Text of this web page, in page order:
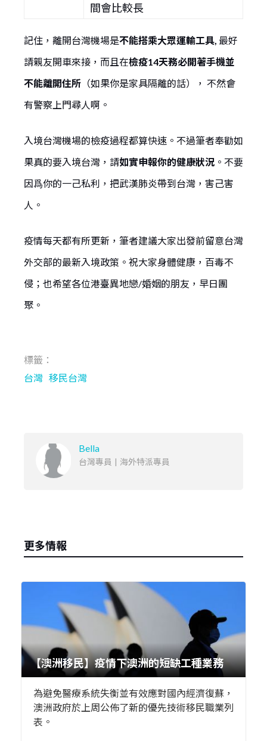
間會比較長
記住，離開台灣機場是不能搭乘大眾運輸工具, 最好
請親友開車來接，而且在檢疫14天務必開著手機並
不能離開住所 （如果你是家具隔離的話）， 不然會
有警察上門尋人啊。
入境台灣機場的檢疫過程都算快速。不過筆者奉勸如
果真的要入境台灣，請如實申報你的健康狀況 。不要
因爲你的一己私利，把武漢肺炎帶到台灣，害己害
人。
疫情每天都有所更新，筆者建議大家出發前留意台灣
外交部的最新入境政策。祝大家身體健康，百毒不
侵；也希望各位港臺異地戀/婚姻的朋友，早日團
聚。
標籤：
台灣 移民台灣
Bella
台灣專員 | 海外特派專員
更多情報
【澳洲移民】疫情下澳洲的短缺工種業務
為避免醫療系統失衡並有效應對國內經濟復蘇，
澳洲政府於上周公佈了新的優先技術移民職業列
表。